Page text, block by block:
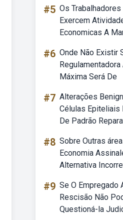
#5 Os
Exercem
Economicas A
#6 Onde Não Existir
Máxima Será De
#7 Alterações
Células Epiteliais
De Padrão
#8 Sobre Outras
Economia
Alternativa
#9 Se O Empregado
Rescisão Não
Questioná-la